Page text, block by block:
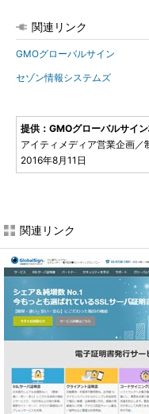
関連リンク
GMOグローバルサイン
セゾン情報システムズ
提供：GMOグローバルサイ
アイティメディア営業企画／
2016年8月11日
関連リンク